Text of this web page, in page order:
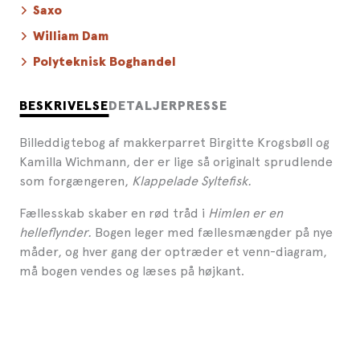
BESKRIVELSE DETALJER PRESSE
Billeddigtebog af makkerparret Birgitte Krogsbøll og
Kamilla Wichmann, der er lige så originalt sprudlende
som forgængeren, Klappelade Syltefisk.
Fællesskab skaber en rød tråd i Himlen er en
helleflynder. Bogen leger med fællesmængder på nye
måder, og hver gang der optræder et venn-diagram,
må bogen vendes og læses på højkant.
Saxo
William Dam
Polyteknisk Boghandel